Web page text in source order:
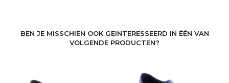
BEN JE MISSCHIEN OOK GEINTERESSEERD IN ÉÉN VAN
VOLGENDE PRODUCTEN?